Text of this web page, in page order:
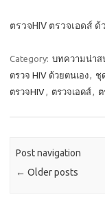
ตรวจHIV ตรวจเอดส์
Category: บทความน่าส
ตรวจ HIV ด้วยตนเอง, ชุ
ตรวจHIV, ตรวจเอดส์,
Post navigation
← Older posts